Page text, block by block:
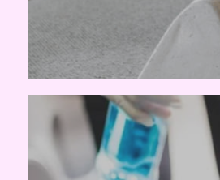
Tapizados de alfombras,